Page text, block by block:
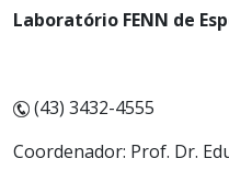
Laboratório FENN de
(43) 3432-4555
Coordenador: Prof. Dr.